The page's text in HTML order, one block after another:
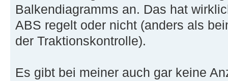
Balkendiagramms an. Das hat
ABS regelt oder nicht (anders als
der Traktionskontrolle).
Es gibt bei meiner auch gar keine